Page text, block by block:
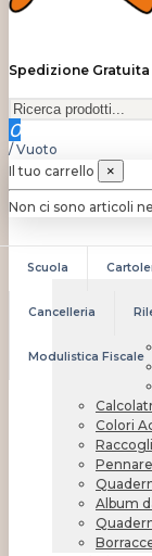
Spedizione
0
/ Vuoto
Il tuo carrello
×
Non ci sono articoli
Scuola
Cancelleria
Modulistica Fiscale
Colori
Album